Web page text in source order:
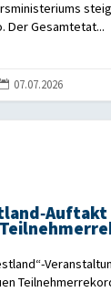
Der Gesamtetat...
07.07.2026